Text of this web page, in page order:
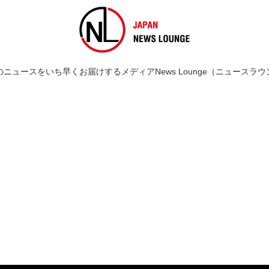
ニュースをいち早くお届けするメディアNews Lounge（ニュースラウ